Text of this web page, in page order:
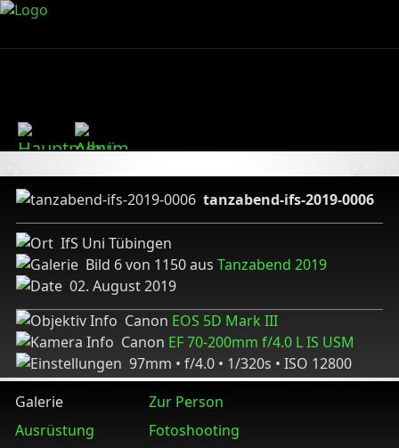
tanzabend-ifs-2019-0006
IfS Uni Tübingen
Bild 6 von 1150 aus Tanzabend 2019
02. August 2019
Canon EOS 5D Mark III
Canon EF 70-200mm f/4.0 L IS USM
97mm • f/4.0 • 1/320s • ISO 12800
Galerie
Zur Person
Ausrüstung
Fotoshooting